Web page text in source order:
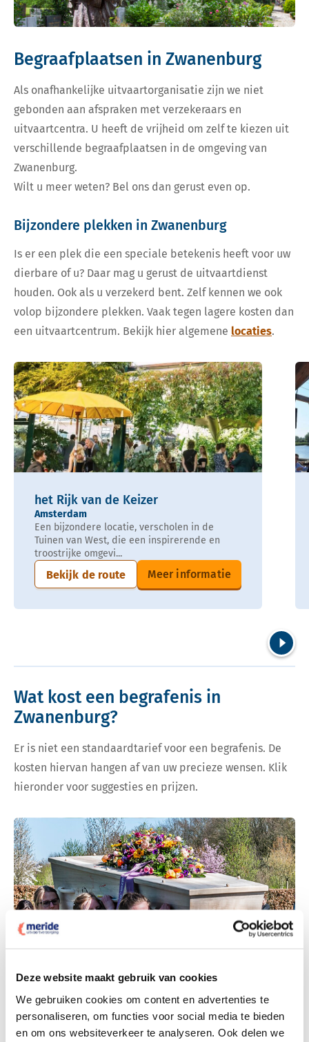
Deze website maakt gebruik van cookies
We gebruiken cookies om content en advertenties te
personaliseren, om functies voor social media te bieden
en om ons websiteverkeer te analyseren. Ook delen we
Begraafplaatsen in Zwanenburg
Als onafhankelijke uitvaartorganisatie zijn we niet
gebonden aan afspraken met verzekeraars en
uitvaartcentra. U heeft de vrijheid om zelf te kiezen uit
verschillende begraafplaatsen in de omgeving van
Zwanenburg.
Wilt u meer weten? Bel ons dan gerust even op.
Bijzondere plekken in Zwanenburg
Is er een plek die een speciale betekenis heeft voor uw
dierbare of u? Daar mag u gerust de uitvaartdienst
houden. Ook als u verzekerd bent. Zelf kennen we ook
volop bijzondere plekken. Vaak tegen lagere kosten dan
een uitvaartcentrum. Bekijk hier algemene locaties.
het Rijk van de Keizer
Amsterdam
Een bijzondere locatie, verscholen in de
Tuinen van West, die een inspirerende en
troostrijke omgevi...
Bekijk de route Meer informatie
Wat kost een begrafenis in
Zwanenburg?
Er is niet een standaardtarief voor een begrafenis. De
kosten hiervan hangen af van uw precieze wensen. Klik
hieronder voor suggesties en prijzen.
Dit kost een begrafenis
Bekijk tarieven voor begrafenis
Bekijk tarieven voor crematie